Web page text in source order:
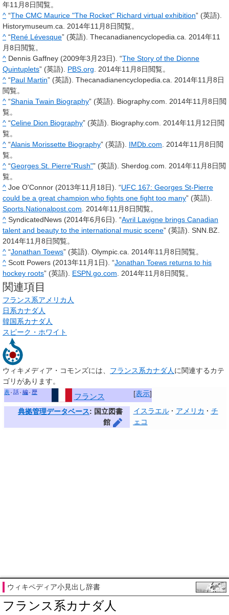
年11月8日閲覧。
^ “The CMC Maurice "The Rocket" Richard virtual exhibition” (英語).
Historymuseum.ca. 2014年11月8日閲覧。
^ “René Lévesque” (英語). Thecanadianencyclopedia.ca. 2014年11
月8日閲覧。
^ Dennis Gaffney (2009年3月23日). “The Story of the Dionne
Quintuplets” (英語). PBS.org. 2014年11月8日閲覧。
^ “Paul Martin” (英語). Thecanadianencyclopedia.ca. 2014年11月8日
閲覧。
^ “Shania Twain Biography” (英語). Biography.com. 2014年11月8日閲
覧。
^ “Celine Dion Biography” (英語). Biography.com. 2014年11月12日閲
覧。
^ “Alanis Morissette Biography” (英語). IMDb.com. 2014年11月8日閲
覧。
^ “Georges St. Pierre"Rush"” (英語). Sherdog.com. 2014年11月8日閲
覧。
^ Joe O'Connor (2013年11月18日). “UFC 167: Georges St-Pierre
could be a great champion who fights one fight too many” (英語).
Sports.Nationalpost.com. 2014年11月8日閲覧。
^ SyndicatedNews (2014年6月6日). “Avril Lavigne brings Canadian
talent and beauty to the international music scene” (英語). SNN.BZ.
2014年11月8日閲覧。
^ “Jonathan Toews” (英語). Olympic.ca. 2014年11月8日閲覧。
^ Scott Powers (2013年11月1日). “Jonathan Toews returns to his
hockey roots” (英語). ESPN.go.com. 2014年11月8日閲覧。
関連項目
フランス系アメリカ人
日系カナダ人
韓国系カナダ人
スピーク・ホワイト
ウィキメディア・コモンズには、 フランス系カナダ人に関連するカテ
ゴリがあります。
[表示]
表 話 編 歴 フランス
典拠管理データベース: 国立図書
館
イスラエル アメリカ
チ
ェコ
ウィキペディア小見出し辞書
フランス系カナダ人